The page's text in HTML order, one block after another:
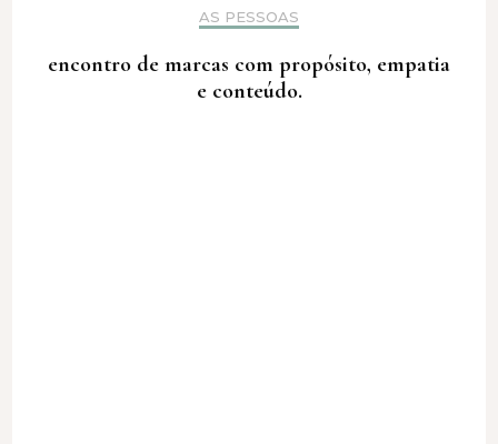
AS PESSOAS
encontro de marcas com propósito, empatia
e conteúdo.